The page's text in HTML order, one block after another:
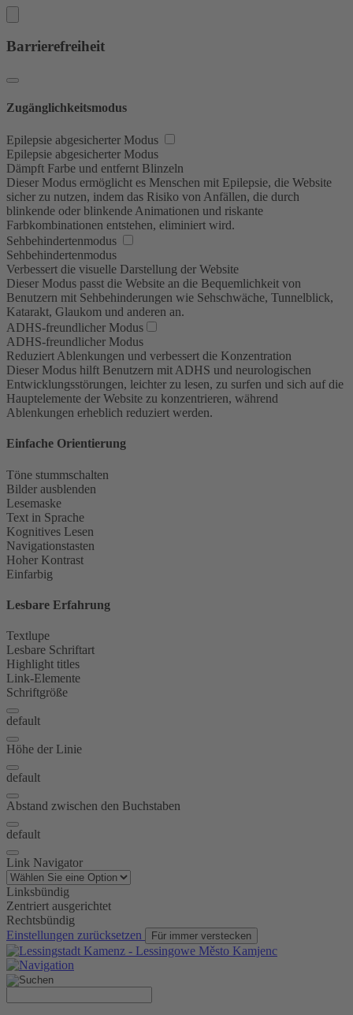
Barrierefreiheit
Zugänglichkeitsmodus
Epilepsie abgesicherter Modus
Epilepsie abgesicherter Modus
Dämpft Farbe und entfernt Blinzeln
Dieser Modus ermöglicht es Menschen mit Epilepsie, die Website
sicher zu nutzen, indem das Risiko von Anfällen, die durch
blinkende oder blinkende Animationen und riskante
Farbkombinationen entstehen, eliminiert wird.
Sehbehindertenmodus
Sehbehindertenmodus
Verbessert die visuelle Darstellung der Website
Dieser Modus passt die Website an die Bequemlichkeit von
Benutzern mit Sehbehinderungen wie Sehschwäche, Tunnelblick,
Katarakt, Glaukom und anderen an.
ADHS-freundlicher Modus
ADHS-freundlicher Modus
Reduziert Ablenkungen und verbessert die Konzentration
Dieser Modus hilft Benutzern mit ADHS und neurologischen
Entwicklungsstörungen, leichter zu lesen, zu surfen und sich auf die
Hauptelemente der Website zu konzentrieren, während
Ablenkungen erheblich reduziert werden.
Einfache Orientierung
Töne stummschalten
Bilder ausblenden
Lesemaske
Text in Sprache
Kognitives Lesen
Navigationstasten
Hoher Kontrast
Einfarbig
Lesbare Erfahrung
Textlupe
Lesbare Schriftart
Highlight titles
Link-Elemente
Schriftgröße
default
Höhe der Linie
default
Abstand zwischen den Buchstaben
default
Link Navigator
Linksbündig
Zentriert ausgerichtet
Rechtsbündig
Einstellungen zurücksetzen
Für immer verstecken